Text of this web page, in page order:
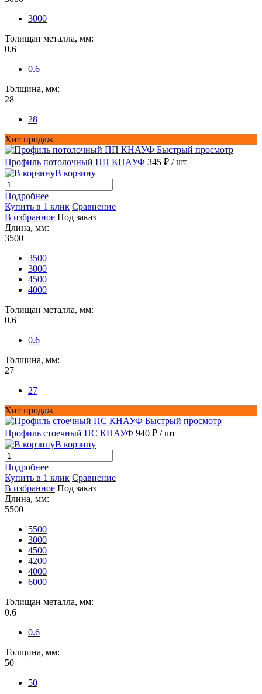
3000
Толищан металла, мм:
0.6
0.6
Толщина, мм:
28
28
Хит продаж
Быстрый просмотр
Профиль потолочный ПП КНАУФ 345 ₽ / шт
В корзину
Подробнее
Купить в 1 клик Сравнение
В избранное Под заказ
Длина, мм:
3500
3500
3000
4500
4000
Толищан металла, мм:
0.6
0.6
Толщина, мм:
27
27
Хит продаж
Быстрый просмотр
Профиль стоечный ПС КНАУФ 940 ₽ / шт
В корзину
Подробнее
Купить в 1 клик Сравнение
В избранное Под заказ
Длина, мм:
5500
5500
3000
4500
4200
4000
6000
Толищан металла, мм:
0.6
0.6
Толщина, мм:
50
50